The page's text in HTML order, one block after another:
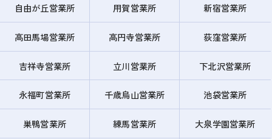
自由が丘営業所 用賀営業所 新宿営業所
高田馬場営業所 高円寺営業所 荻窪営業所
吉祥寺営業所 立川営業所 下北沢営業所
永福町営業所 千歳烏山営業所 池袋営業所
巣鴨営業所 練馬営業所 大泉学園営業所